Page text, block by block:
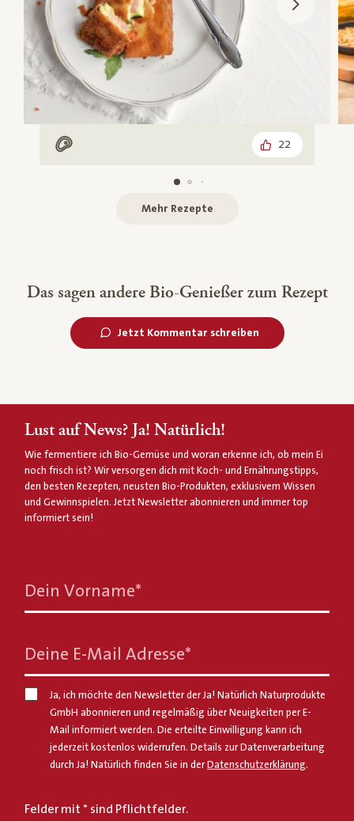
Mit Fleisch 22
Mehr Rezepte
Das sagen andere Bio-Genießer zum Rezept
Jetzt Kommentar schreiben
Lust auf News? Ja! Natürlich!
Wie fermentiere ich Bio-Gemüse und woran erkenne ich, ob mein Ei
noch frisch ist? Wir versorgen dich mit Koch- und Ernährungstipps,
den besten Rezepten, neusten Bio-Produkten, exklusivem Wissen
und Gewinnspielen. Jetzt Newsletter abonnieren und immer top
informiert sein!
Dein Vorname*
Deine E-Mail Adresse*
Ja, ich möchte den Newsletter der Ja! Natürlich Naturprodukte
GmbH abonnieren und regelmäßig über Neuigkeiten per E-
Mail informiert werden. Die erteilte Einwilligung kann ich
jederzeit kostenlos widerrufen. Details zur Datenverarbeitung
durch Ja! Natürlich finden Sie in derDatenschutzerklärung.
Felder mit * sind Pflichtfelder.